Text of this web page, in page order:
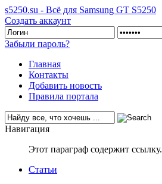
s5250.su - Всё для Samsung GT S5250
Создать аккаунт
Забыли пароль?
Главная
Контакты
Добавить новость
Правила портала
Навигация
Этот параграф содержит ссылку.
Статьи